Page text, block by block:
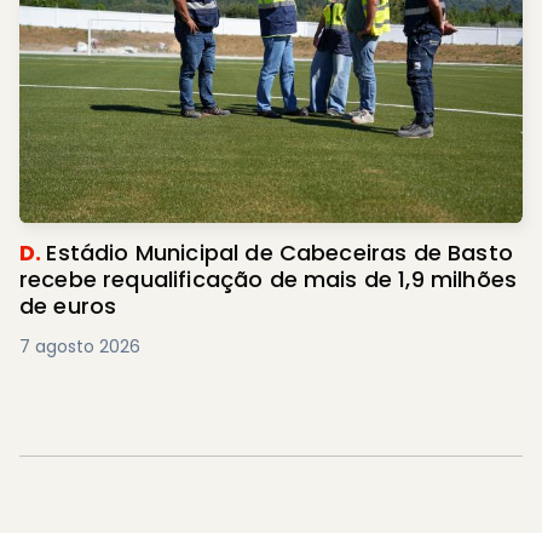
D. Estádio Municipal de Cabeceiras de Basto
recebe requalificação de mais de 1,9 milhões
de euros
7 agosto 2026